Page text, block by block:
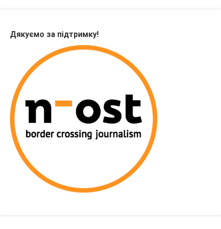
Дякуємо за підтримку!